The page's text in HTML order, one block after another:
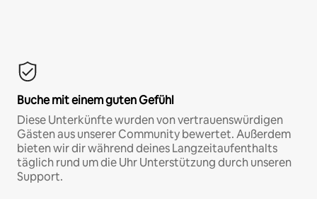
Buche mit einem guten Gefühl
Diese Unterkünfte wurden von vertrauenswürdigen
Gästen aus unserer Community bewertet. Außerdem
bieten wir dir während deines Langzeitaufenthalts
täglich rund um die Uhr Unterstützung durch unseren
Support.